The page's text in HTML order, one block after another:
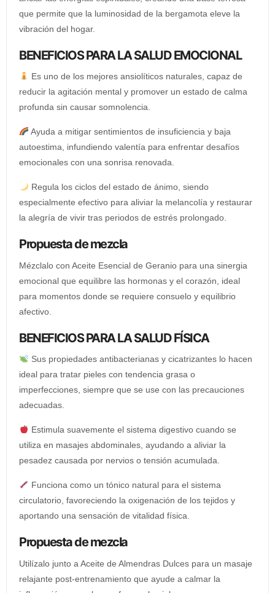
que permite que la luminosidad de la bergamota eleve la
vibración del hogar.
BENEFICIOS PARA LA SALUD EMOCIONAL
Es uno de los mejores ansiolíticos naturales, capaz de
reducir la agitación mental y promover un estado de calma
profunda sin causar somnolencia.
Ayuda a mitigar sentimientos de insuficiencia y baja
autoestima, infundiendo valentía para enfrentar desafíos
emocionales con una sonrisa renovada.
Regula los ciclos del estado de ánimo, siendo
especialmente efectivo para aliviar la melancolía y restaurar
la alegría de vivir tras periodos de estrés prolongado.
Propuesta de mezcla
Mézclalo con Aceite Esencial de Geranio para una sinergia
emocional que equilibre las hormonas y el corazón, ideal
para momentos donde se requiere consuelo y equilibrio
afectivo.
BENEFICIOS PARA LA SALUD FÍSICA
Sus propiedades antibacterianas y cicatrizantes lo hacen
ideal para tratar pieles con tendencia grasa o
imperfecciones, siempre que se use con las precauciones
adecuadas.
Estimula suavemente el sistema digestivo cuando se
utiliza en masajes abdominales, ayudando a aliviar la
pesadez causada por nervios o tensión acumulada.
Funciona como un tónico natural para el sistema
circulatorio, favoreciendo la oxigenación de los tejidos y
aportando una sensación de vitalidad física.
Propuesta de mezcla
Utilízalo junto a Aceite de Almendras Dulces para un masaje
relajante post-entrenamiento que ayude a calmar la